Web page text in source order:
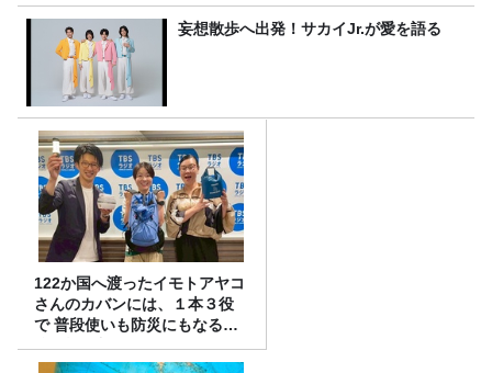
妄想散歩へ出発！サカイJr.が愛を語る
122か国へ渡ったイモトアヤコ
さんのカバンには、１本３役
で 普段使いも防災にもなる最
強の棒が入っていた！